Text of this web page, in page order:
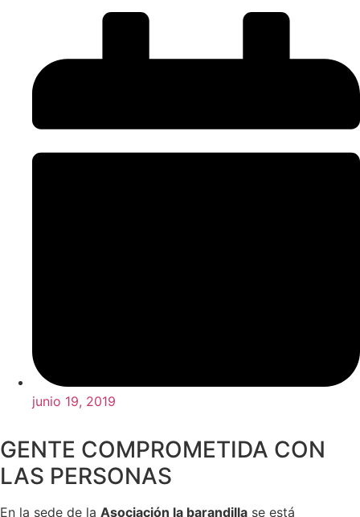
junio 19, 2019
GENTE COMPROMETIDA CON
LAS PERSONAS
En la sede de la Asociación la barandilla se está